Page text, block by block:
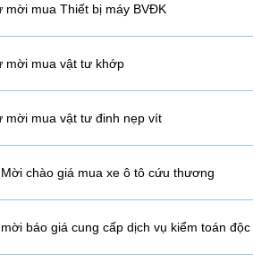
mời mua Thiết bị máy BVĐK
mời mua vật tư khớp
mời mua vật tư đinh nẹp vít
chào giá mua xe ô tô cứu thương
báo giá cung cấp dịch vụ kiểm toán độc